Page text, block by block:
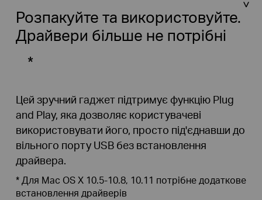
Розпакуйте та використовуйте.
Драйвери більше не потрібні
*
Цей зручний гаджет підтримує функцію Plug
and Play, яка дозволяє користувачеві
використовувати його, просто під'єднавши до
вільного порту USB без встановлення
драйвера.
*Для Mac OS X 10.5-10.8, 10.11 потрібне додаткове
встановлення драйверів